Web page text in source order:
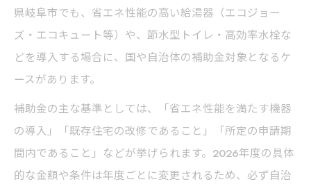
県岐阜市でも、省エネ性能の高い給湯器（エコジョー
ズ・エコキュート等）や、節水型トイレ・高効率水栓な
どを導入する場合に、国や自治体の補助金対象となるケ
ースがあります。
補助金の主な基準としては、「省エネ性能を満たす機器
の導入」「既存住宅の改修であること」「所定の申請期
間内であること」などが挙げられます。2026年度の具体
的な金額や条件は年度ごとに変更されるため、必ず自治